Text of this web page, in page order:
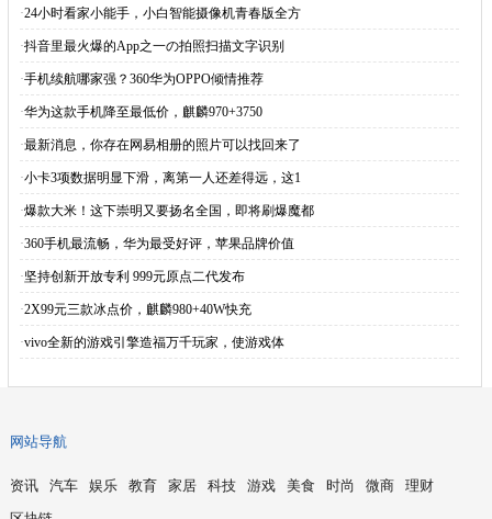
·24小时看家小能手，小白智能摄像机青春版全方
·抖音里最火爆的App之一の拍照扫描文字识别
·手机续航哪家强？360华为OPPO倾情推荐
·华为这款手机降至最低价，麒麟970+3750
·最新消息，你存在网易相册的照片可以找回来了
·小卡3项数据明显下滑，离第一人还差得远，这1
·爆款大米！这下崇明又要扬名全国，即将刷爆魔都
·360手机最流畅，华为最受好评，苹果品牌价值
·坚持创新开放专利 999元原点二代发布
·2X99元三款冰点价，麒麟980+40W快充
·vivo全新的游戏引擎造福万千玩家，使游戏体
网站导航
资讯 汽车 娱乐 教育 家居 科技 游戏 美食 时尚 微商
理财